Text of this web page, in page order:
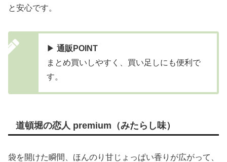
と安心です。
▶ 通販POINT
まとめ買いしやすく、買い足しにも便利で
す。
道頓堀の恋人 premium（みたらし味）
袋を開けた瞬間、ほんのり甘じょっぱい香りが広がって、